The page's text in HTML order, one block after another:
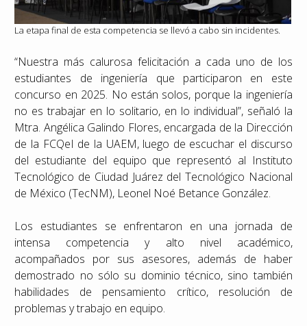
La etapa final de esta competencia se llevó a cabo sin incidentes.
“Nuestra más calurosa felicitación a cada uno de los
estudiantes de ingeniería que participaron en este
concurso en 2025. No están solos, porque la ingeniería
no es trabajar en lo solitario, en lo individual”, señaló la
Mtra. Angélica Galindo Flores, encargada de la Dirección
de la FCQeI de la UAEM, luego de escuchar el discurso
del estudiante del equipo que representó al Instituto
Tecnológico de Ciudad Juárez del Tecnológico Nacional
de México (TecNM), Leonel Noé Betance González.
Los estudiantes se enfrentaron en una jornada de
intensa competencia y alto nivel académico,
acompañados por sus asesores, además de haber
demostrado no sólo su dominio técnico, sino también
habilidades de pensamiento crítico, resolución de
problemas y trabajo en equipo.